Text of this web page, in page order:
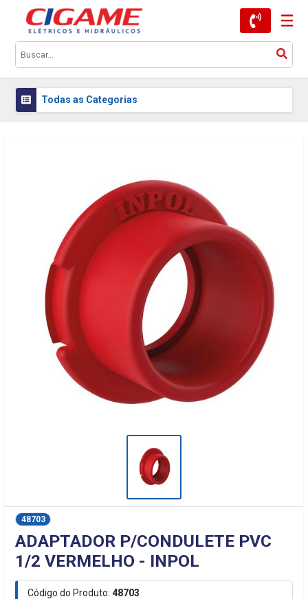
Todas as Categorias
48703
ADAPTADOR P/CONDULETE PVC
1/2 VERMELHO - INPOL
Código do Produto: 48703